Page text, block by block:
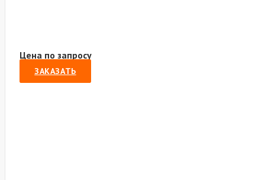
Цена по запросу
ЗАКАЗАТЬ